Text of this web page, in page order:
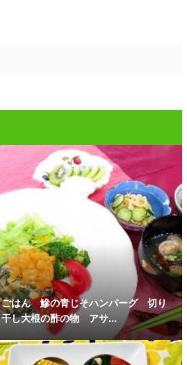
ごはん 鰺の青じそハンバーグ 切り
干し大根の酢の物 アサ...